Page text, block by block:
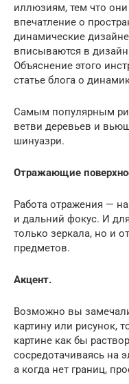
иллюзиям, тем что
впечатление о
динамические
вписываются в дизайн
Объяснение этого
статье блога о
Самым популярным
ветви деревьев и
шинуазри.
Отражающие
Работа отражения —
и дальний фокус. И
только зеркала, но и
предметов.
Акцент.
Возможно вы
картину или рисунок,
картине как бы
сосредотачиваясь на
а когда нет границ,